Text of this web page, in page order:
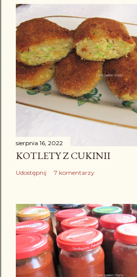
a
r
z
sierpnia 16, 2022
KOTLETY Z CUKINII
Udostępnij 7 komentarzy